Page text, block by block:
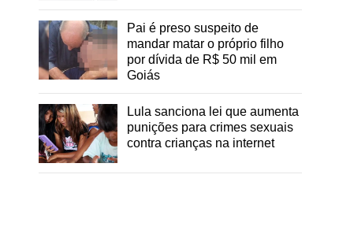
Pai é preso suspeito de
mandar matar o próprio filho
por dívida de R$ 50 mil em
Goiás
Lula sanciona lei que aumenta
punições para crimes sexuais
contra crianças na internet